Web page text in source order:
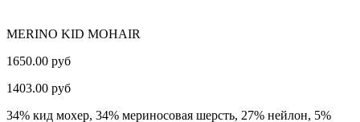
MERINO KID MOHAIR
1650.00 руб
1403.00 руб
34% кид мохер, 34% мериносовая шерсть, 27% нейлон, 5%